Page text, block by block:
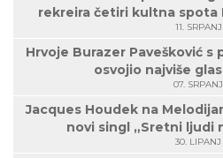
rekreira četiri kultna spota
11. SRPANJ
Hrvoje Burazer Pavešković s
osvojio najviše
07. SRPANJ
Jacques Houdek na
novi singl „Sretni ljudi
30. LIPANJ